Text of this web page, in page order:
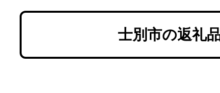
試乗
ース
士別市の返礼